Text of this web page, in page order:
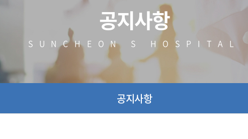
수술 후 재활
척추측만증·체형교정
체외충격파치료
센터 운영 안내
공지사항
SUNCHEON S HOSPITAL
공지사항